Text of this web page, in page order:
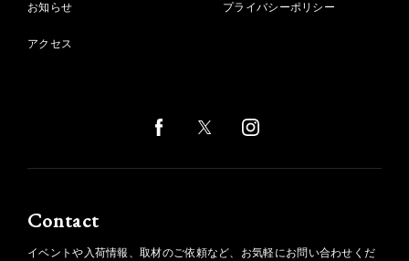
お知らせ
アクセス
プライバシーポリシー
Contact
イベントや入荷情報、取材のご依頼など、お気軽にお問い合わせくだ